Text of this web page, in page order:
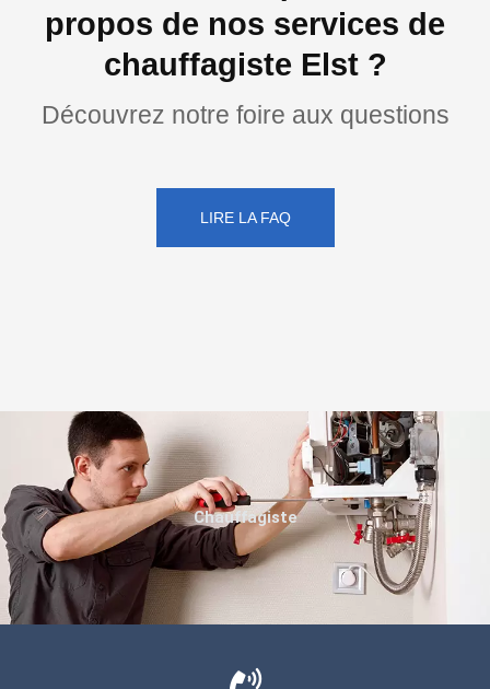
propos de nos services de
chauffagiste Elst ?
Découvrez notre foire aux questions
LIRE LA FAQ
Chauffagiste